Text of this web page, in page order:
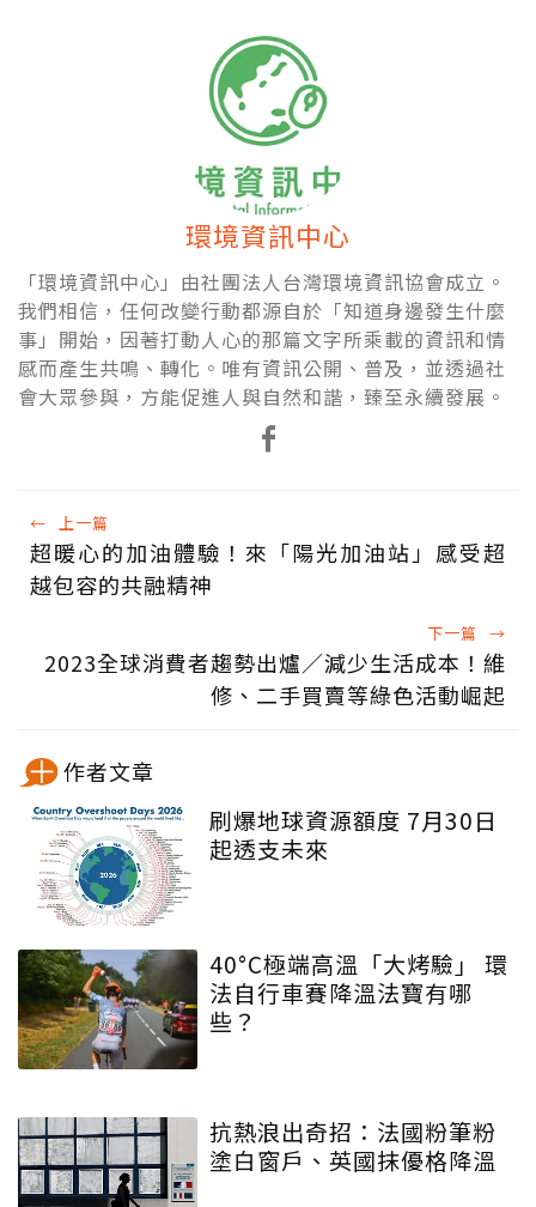
環境資訊中心
「環境資訊中心」由社團法人台灣環境資訊協會成立。
我們相信，任何改變行動都源自於「知道身邊發生什麼
事」開始，因著打動人心的那篇文字所乘載的資訊和情
感而產生共鳴、轉化。唯有資訊公開、普及，並透過社
會大眾參與，方能促進人與自然和諧，臻至永續發展。
← 上一篇
超暖心的加油體驗！來「陽光加油站」感受超
越包容的共融精神
下一篇 →
2023全球消費者趨勢出爐／減少生活成本！維
修、二手買賣等綠色活動崛起
作者文章
刷爆地球資源額度 7月30日
起透支未來
40°C極端高溫「大烤驗」 環
法自行車賽降溫法寶有哪
些？
抗熱浪出奇招：法國粉筆粉
塗白窗戶、英國抹優格降溫